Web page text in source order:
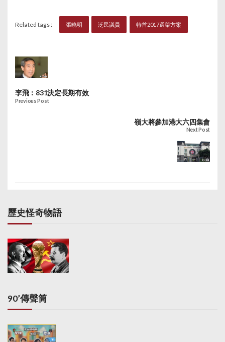
Related tags : 張曉明 泛民議員 特首2017選舉方案
李飛：831決定長期有效
Previous Post
嶺大將參加港大六四集會
Next Post
歷史怪奇物語
90’傳聲筒